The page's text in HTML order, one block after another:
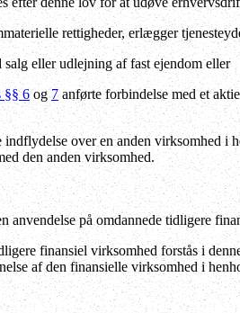
rettigheder, erlægger
eller udlejning af fast ejendom eller
§§ 6og7anførte forbindelse med et
indflydelse over en anden virksomhed
den anden virksomhed.
anvendelse på omdannede tidligere
finansiel virksomhed forstås i
af den finansielle virksomhed i